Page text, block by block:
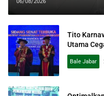
Tito
Utama
Bale Jabar